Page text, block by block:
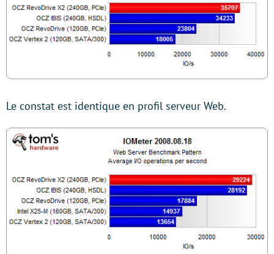
Le constat est identique en profil serveur Web.